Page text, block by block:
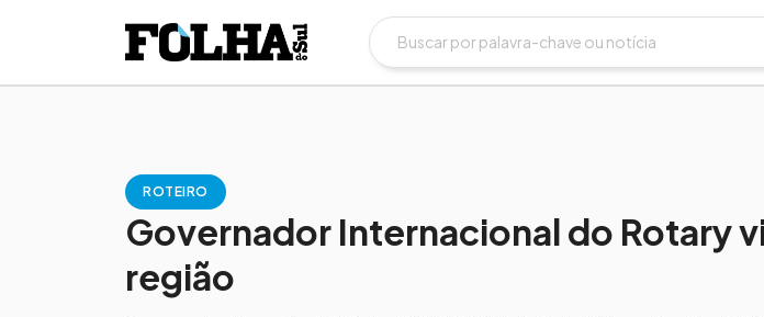
ROTEIRO
Governador Internacional do Rotary
região